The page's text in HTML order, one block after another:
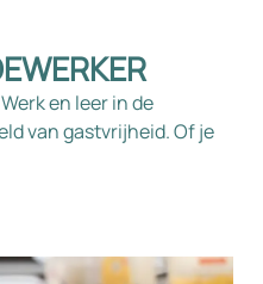
en leer in de
van gastvrijheid. Of je